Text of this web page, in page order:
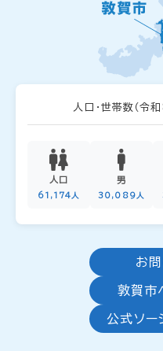
人口・世帯数 （令
人口
61,174人
男
30,089人
お
敦賀市
公式ソー